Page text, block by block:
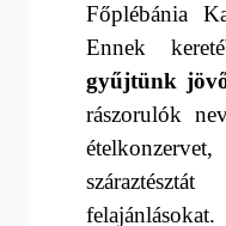
Főplébánia
Ennek
gyűjtünk
rászorulók
felajánlásokat.